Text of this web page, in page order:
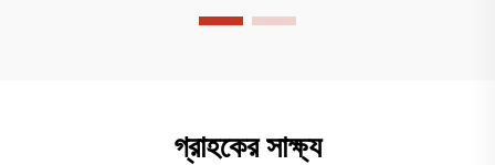
গ্রাহকের সাক্ষ্য